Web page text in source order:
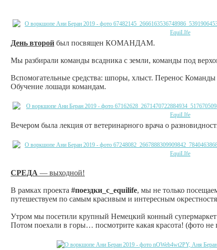
День второй был посвящен КОМАНДАМ.
Мы разбирали команды всадника с земли, команды под
Вспомогательные средства: шпоры, хлыст. Перенос
Обучение лошади командам.
Вечером была лекция от ветеринарного врача о
СРЕДА — выходной!
В рамках проекта #поездки_с_equilife, мы не только
путешествуем по самым красивым и интересным
Утром мы посетили крупный Немецкий конный супермаркет
Потом поехали в горы… посмотрите какая красота! (фото не